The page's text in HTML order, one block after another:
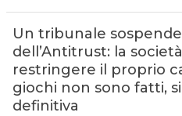
Un tribunale sospende
dell’Antitrust: la
restringere il proprio
giochi non sono fatti,
definitiva